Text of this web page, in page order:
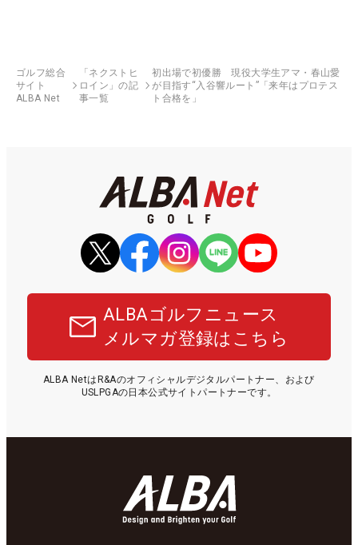
ゴルフ総合
サイト
ALBA Net
「ネクストヒ
ロイン」の記
事一覧
初出場で初優勝 現役大学生アマ・春山愛
が目指す“入谷響ルート”「来年はプロテス
ト合格を」
ALBAゴルフニュース
メルマガ登録はこちら
ALBA NetはR&Aのオフィシャルデジタルパートナー、および
USLPGAの日本公式サイトパートナーです。